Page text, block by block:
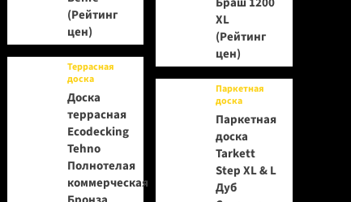
(Рейтинг
цен)
Террасная
доска
Доска
террасная
Ecodecking
Tehno
Полнотелая
коммерческая
XL
(Рейтинг
цен)
Паркетная
доска
Паркетная
доска
Tarkett
Step XL & L
Дуб